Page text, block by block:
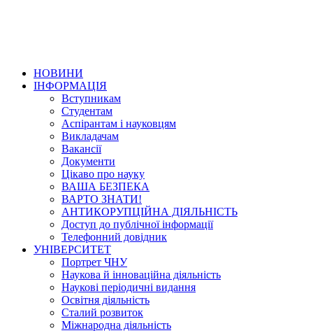
НОВИНИ
ІНФОРМАЦІЯ
Вступникам
Студентам
Аспірантам і науковцям
Викладачам
Вакансії
Документи
Цікаво про науку
ВАША БЕЗПЕКА
ВАРТО ЗНАТИ!
АНТИКОРУПЦІЙНА ДІЯЛЬНІСТЬ
Доступ до публічної інформації
Телефонний довідник
УНІВЕРСИТЕТ
Портрет ЧНУ
Наукова й інноваційна діяльність
Наукові періодичні видання
Освітня діяльність
Сталий розвиток
Міжнародна діяльність